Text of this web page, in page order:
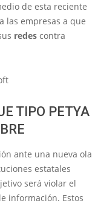
de esta reciente
las empresas a que
redes contra
TIPO PETYA
ante una nueva ola
estatales
será violar el
información. Estos